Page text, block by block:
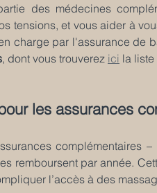
des médecines
tensions, et vous aider à
charge par l'assurance de
, dont vous trouverez ici la liste
les assurances
complémentaires
remboursent par année.
l’accès à des